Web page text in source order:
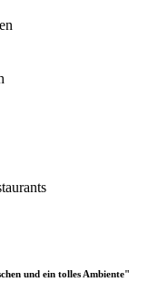
und ein tolles Ambiente"